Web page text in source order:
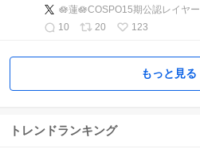
🪷蓮🪷COSPO15期公認レイヤー
10
20 123
もっと見る
トレンドランキング